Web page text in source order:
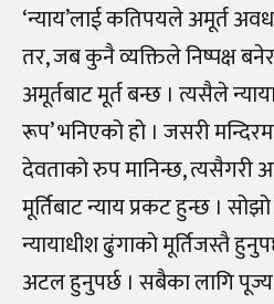
‘न्याय’लाई कतिपयले अमूर्त
तर, जब कुनै व्यक्तिले निष्पक्ष
अमूर्तबाट मूर्त बन्छ । त्यसैले
रूप’ भनिएको हो । जसरी
देवताको रुप मानिन्छ, त्यसैगरी
मूर्तिबाट न्याय प्रकट हुन्छ ।
न्यायाधीश ढुंगाको मूर्तिजस्तै
अटल हुनुपर्छ । सबैका लागि पूज्य